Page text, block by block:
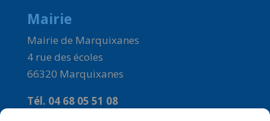
Mairie
Mairie de Marquixanes
4 rue des écoles
66320 Marquixanes
Tél. 04 68 05 51 08